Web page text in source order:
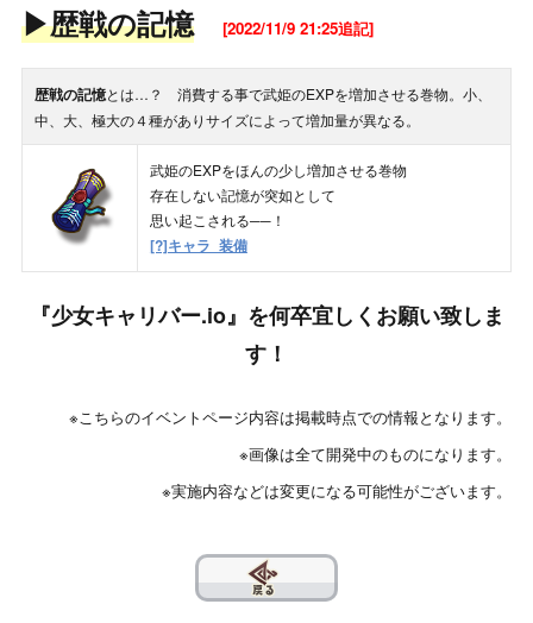
▶歴戦の記憶 [2022/11/9 21:25追記]
歴戦の記憶とは…？ 消費する事で武姫のEXPを増加させる巻物。小、
中、大、極大の４種がありサイズによって増加量が異なる。
武姫のEXPをほんの少し増加させる巻物
存在しない記憶が突如として
思い起こされる──！
[?]キャラ_装備
『少女キャリバー.io』を何卒宜しくお願い致しま
す！
※こちらのイベントページ内容は掲載時点での情報となります。
※画像は全て開発中のものになります。
※実施内容などは変更になる可能性がございます。